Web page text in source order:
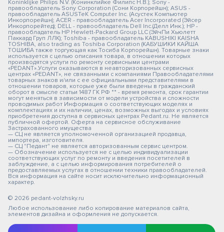
Koninklijke Philips N.V. (Конинклийке Филипс Н.В.); Sony -
правообладатель Sony Corporation (Сони Корпорейшн); ASUS -
правообладатель ASUSTeK Computer Inc. (Асустек Компьютер
Инкорпорейшн); ACER - правообладатель Acer Incorporated (Эйсер
Инкорпорейтед); DELL - правообладатель Dell Inc.(Делл Инк.); HP -
правообладатель HP Hewlett-Packard Group LLC (ЭйчПи Хьюлетт
Паккард Груп ЛЛК); Toshiba - правообладатель KABUSHIKI KAISHA
TOSHIBA, also trading as Toshiba Corporation (КАБУШИКИ КАЙША
ТОШИБА также торгующая как Тосиба Корпорейшн). Товарные знаки
используется с целью описания товара, в отношении которых
производятся услуги по ремонту сервисными центрами
«PEDANT».Услуги оказываются в неавторизованных сервисных
центрах «PEDANT», не связанными с компаниями Правообладателями
товарных знаков и/или с ее официальными представителями в
отношении товаров, которые уже были введены в гражданский
оборот в смысле статьи 1487 ГК РФ ** - время ремонта, срок гарантии
могут меняться в зависимости от модели устройства и сложности
проводимых работ Информация о соответствующих моделях и
комплектациях и их наличии, ценах, возможных выгодах и условиях
приобретения доступна в сервисных центрах Pedant.ru. Не является
публичной офертой. Оферта на сервисное обслуживание
Застрахованного имущества
— СЦ не является уполномоченной организацией продавца,
импортера, изготовителя.
— СЦ "Педант" не является авторизованным сервис центром.
— Обозначение используется не с целью индивидуализации
соответствующих услуг по ремонту и введения посетителей в
заблуждение, а с целью информирования потребителей о
предоставляемых услугах в отношении техники правообладателей.
Вся информация на сайте носит исключительно информационный
характер.
© 2026 pedant-volzhsky.ru
Любое использование либо копирование материалов сайта,
элементов дизайна и оформления не допускается.